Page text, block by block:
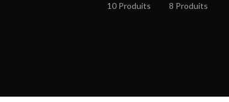
10 Produits
8 Produits